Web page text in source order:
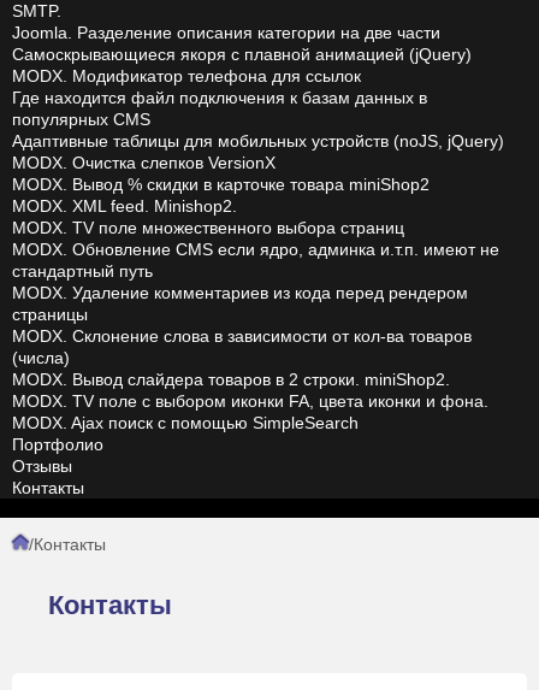
SMTP.
Joomla. Разделение описания категории на две части
Самоскрывающиеся якоря с плавной анимацией (jQuery)
MODX. Модификатор телефона для ссылок
Где находится файл подключения к базам данных в
популярных CMS
Адаптивные таблицы для мобильных устройств (noJS, jQuery)
MODX. Очистка слепков VersionX
MODX. Вывод % скидки в карточке товара miniShop2
MODX. XML feed. Minishop2.
MODX. TV поле множественного выбора страниц
MODX. Обновление CMS если ядро, админка и.т.п. имеют не
стандартный путь
MODX. Удаление комментариев из кода перед рендером
страницы
MODX. Склонение слова в зависимости от кол-ва товаров
(числа)
MODX. Вывод слайдера товаров в 2 строки. miniShop2.
MODX. TV поле с выбором иконки FA, цвета иконки и фона.
MODX. Ajax поиск с помощью SimpleSearch
Портфолио
Отзывы
Контакты
/Контакты
Контакты